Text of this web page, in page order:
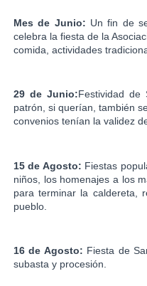
Mes de Junio: Un fin de
celebra la fiesta de la
comida, actividades
29 de Junio:Festividad de
patrón, si querían, también
convenios tenían la validez
15 de Agosto: Fiestas
niños, los homenajes a los
para terminar la caldereta,
pueblo.
16 de Agosto: Fiesta de
subasta y procesión.